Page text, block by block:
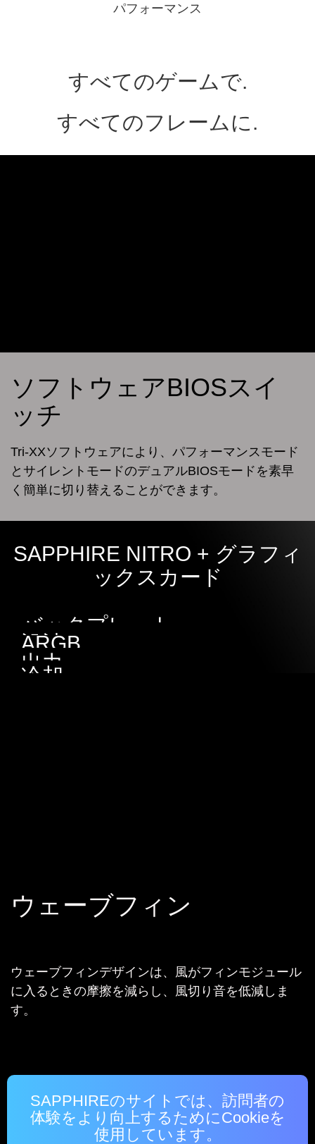
SAPPHIREのサイトでは、訪問者の
体験をより向上するためにCookieを
使用しています。
パフォーマンス
すべてのゲームで.
すべてのフレームに.
ソフトウェアBIOSスイ
ッチ
Tri-XXソフトウェアにより、パフォーマンスモード
とサイレントモードのデュアルBIOSモードを素早
く簡単に切り替えることができます。
SAPPHIRE NITRO + グラフィ
ックスカード
バックプレート
設計
ARGB
NITRO + 内蔵のARGBカードの外観を自分だけにカスタマイ
ズ
出力
冷却
ウェーブフィン
ウェーブフィンデザインは、風がフィンモジュール
に入るときの摩擦を減らし、風切り音を低減しま
す。